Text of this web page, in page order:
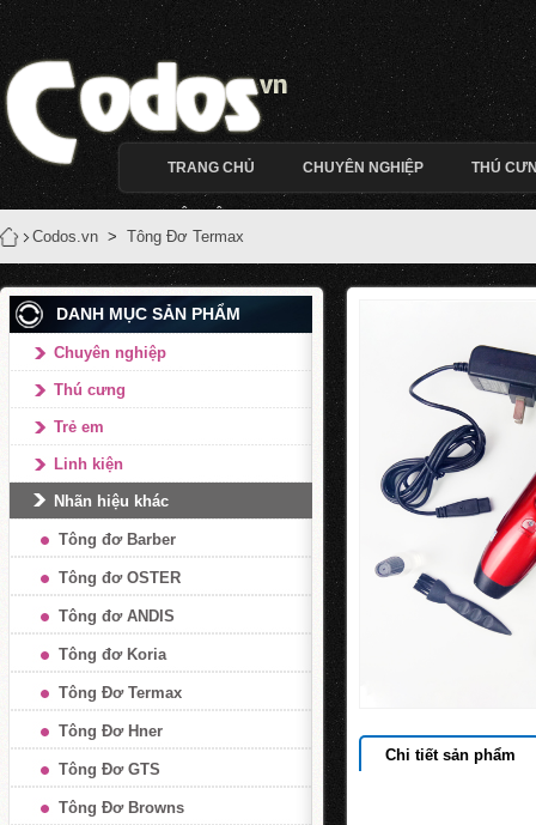
TRANG CHỦ CHUYÊN NGHIỆP THÚ
Codos.vn > Tông Đơ Termax
DANH MỤC SẢN PHẨM
Chuyên nghiệp
Thú cưng
Trẻ em
Linh kiện
Nhãn hiệu khác
Tông đơ Barber
Tông đơ OSTER
Tông đơ ANDIS
Tông đơ Koria
Tông Đơ Termax
Tông Đơ Hner
Tông Đơ GTS
Tông Đơ Browns
Chi tiết sản phẩm